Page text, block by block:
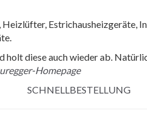
Estrichausheizgeräte,
holt diese auch wieder ab.
Homepage
SCHNELLBESTELLUNG